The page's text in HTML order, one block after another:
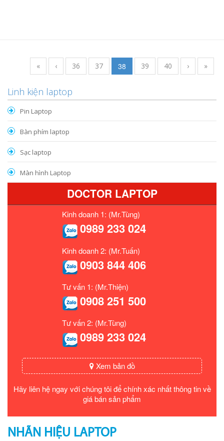
« ‹ 36 37 38 39 40 › »
Linh kiện laptop
Pin Laptop
Bàn phím laptop
Sạc laptop
Màn hình Laptop
DOCTOR LAPTOP
Kinh doanh 1: (Mr.Tùng)
0989 233 024
Kinh doanh 2: (Mr.Tuấn)
0903 844 406
Tư vấn 1: (Mr.Thiện)
0908 251 500
Tư vấn 2: (Mr.Tùng)
0989 233 024
Xem bản đồ
Hãy liên hệ ngay với chúng tôi để chính xác nhất thông tin về
giá bán sản phẩm
NHÃN HIỆU LAPTOP